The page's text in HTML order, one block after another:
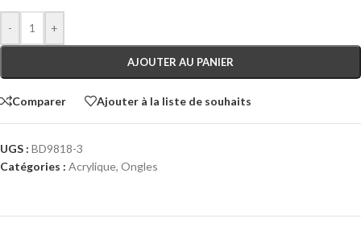
- +
AJOUTER AU PANIER
Comparer Ajouter à la liste de souhaits
UGS : BD9818-3
Catégories : Acrylique, Ongles